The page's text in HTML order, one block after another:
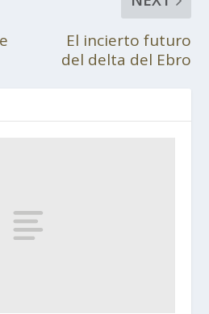
El incierto futuro
del delta del Ebro